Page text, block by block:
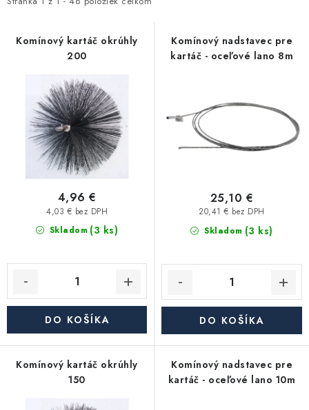
Kúrenie a chladenie
Komíny a dymovody
Čerpadlá a vodárne
Filtrovanie a úprava vody
Záhrada a závlaha
Vetranie a rekuperácia
Kúpeľňa a sanita
Spojovací materiál
Akcie, Zľavy
Reklamačné podmienky
Komínový kartáč okrúhly
200
Skladom (3 ks)
4,03 € bez DPH
4,96 €
DO KOŠÍKA
Komínový nadstavec pre
kartáč - oceľové lano 8m
Skladom (3 ks)
20,41 € bez DPH
25,10 €
DO KOŠÍKA
Komínový kartáč okrúhly
150
Komínový nadstavec pre
kartáč - oceľové lano 10m